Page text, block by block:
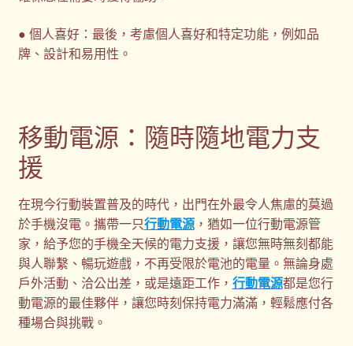
● 個人喜好：最後，考慮個人喜好和特定功能，例如品
牌、設計和易用性。
移動電源：隨時隨地電力支
援
在現今行動裝置普及的時代，出門在外最令人焦慮的莫過
於手機沒電。攜帶一只行動電源，猶如一位行動電源管
家，給予您的手機全天候的電力支援，讓您無時無刻都能
與人聯繫、暢玩遊戲，不再受限於電池的電量。無論身處
戶外活動、洽公出差，或是遠距工作， 行動電源都是您行
動電源的最佳夥伴，讓您時刻保持電力滿滿，輕鬆應付各
種場合與挑戰。